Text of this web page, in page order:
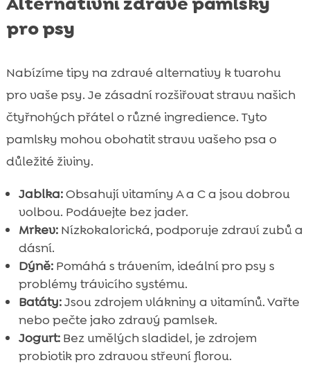
pro psy
Nabízíme tipy na zdravé alternativy k tvarohu
pro vaše psy. Je zásadní rozšiřovat stravu našich
čtyřnohých přátel o různé ingredience. Tyto
pamlsky mohou obohatit stravu vašeho psa o
důležité živiny.
Jablka:Obsahují vitamíny A a C a jsou dobrou
volbou. Podávejte bez jader.
Mrkev:Nízkokalorická, podporuje zdraví zubů a
dásní.
Dýně:Pomáhá s trávením, ideální pro psy s
problémy trávicího systému.
Batáty:Jsou zdrojem vlákniny a vitamínů. Vařte
nebo pečte jako zdravý pamlsek.
Jogurt:Bez umělých sladidel, je zdrojem
probiotik pro zdravou střevní florou.